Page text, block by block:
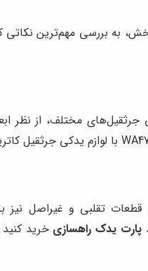
بررسی مهم‌ترین نکاتی
مختلف، از نظر
قطعات تقلبی و غیراصل
پارت یدک راهسازی خرید